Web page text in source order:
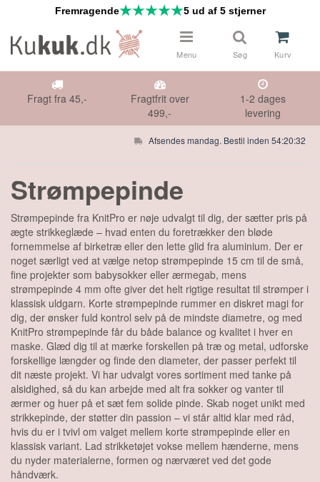
Fremragende 5 ud af 5 stjerner
Menu Søg Kurv
TILBUD
Fragt fra 45,-
Fragtfrit over
499,-
1-2 dages
levering
Afsendes mandag. Bestil inden 54:20:32
Strømpepinde
Strømpepinde fra KnitPro er nøje udvalgt til dig, der sætter pris på
ægte strikkeglæde – hvad enten du foretrækker den bløde
fornemmelse af birketræ eller den lette glid fra aluminium. Der er
noget særligt ved at vælge netop strømpepinde 15 cm til de små,
fine projekter som babysokker eller ærmegab, mens
strømpepinde 4 mm ofte giver det helt rigtige resultat til strømper i
klassisk uldgarn. Korte strømpepinde rummer en diskret magi for
dig, der ønsker fuld kontrol selv på de mindste diametre, og med
KnitPro strømpepinde får du både balance og kvalitet i hver en
maske. Glæd dig til at mærke forskellen på træ og metal, udforske
forskellige længder og finde den diameter, der passer perfekt til
dit næste projekt. Vi har udvalgt vores sortiment med tanke på
alsidighed, så du kan arbejde med alt fra sokker og vanter til
ærmer og huer på et sæt fem solide pinde. Skab noget unikt med
strikkepinde, der støtter din passion – vi står altid klar med råd,
hvis du er i tvivl om valget mellem korte strømpepinde eller en
klassisk variant. Lad strikketøjet vokse mellem hænderne, mens
du nyder materialerne, formen og nærværet ved det gode
håndværk.